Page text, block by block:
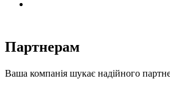
Партнерам
Ваша компанія шукає надійного